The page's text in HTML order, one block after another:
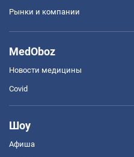
Рынки и компании
MedOboz
Новости медицины
Covid
Шоу
Афиша